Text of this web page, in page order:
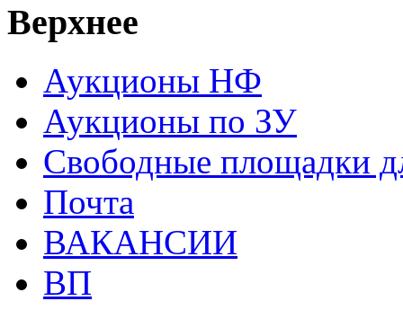
Верхнее
Аукционы НФ
Аукционы по ЗУ
Свободные площадки
Почта
ВАКАНСИИ
ВП